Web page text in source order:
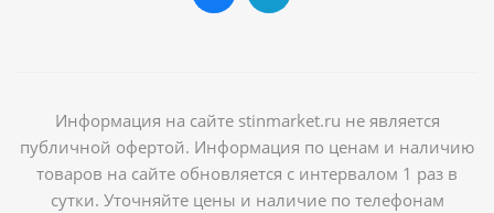
Информация на сайте stinmarket.ru не является
публичной офертой. Информация по ценам и наличию
товаров на сайте обновляется с интервалом 1 раз в
сутки. Уточняйте цены и наличие по телефонам